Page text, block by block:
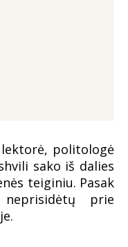
politologė
sako iš dalies
teiginiu. Pasak
prie